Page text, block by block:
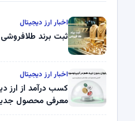
اخبار ارز دیجیتال
ثبت برند طلافروشی
اخبار ارز دیجیتال
کسب درآمد از ارز
معرفی محصول